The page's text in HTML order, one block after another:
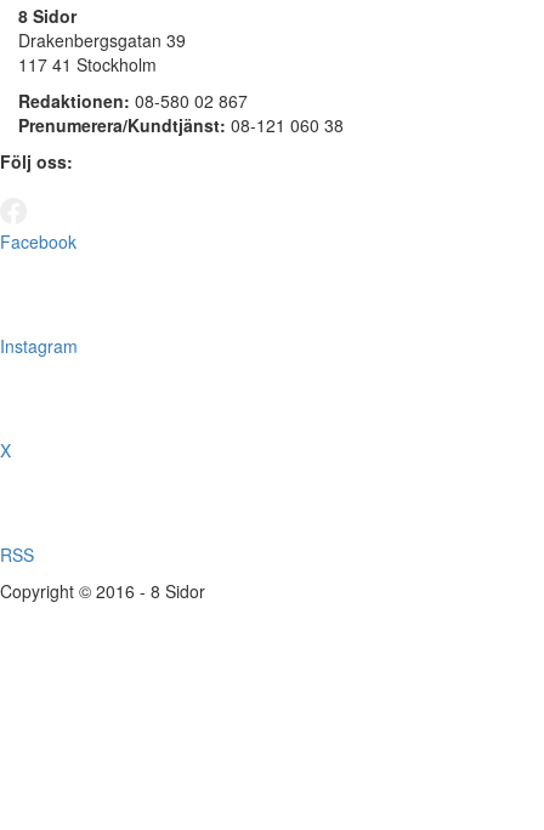
8 Sidor
Drakenbergsgatan 39
117 41 Stockholm
Redaktionen: 08-580 02 867
Prenumerera/Kundtjänst: 08-121 060 38
Följ oss:
Facebook
Instagram
X
RSS
Copyright © 2016 - 8 Sidor